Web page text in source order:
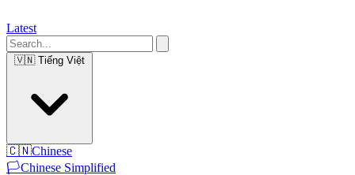
Latest
🇻🇳 Tiếng Việt
🇨🇳Chinese
🏳️Chinese Simplified